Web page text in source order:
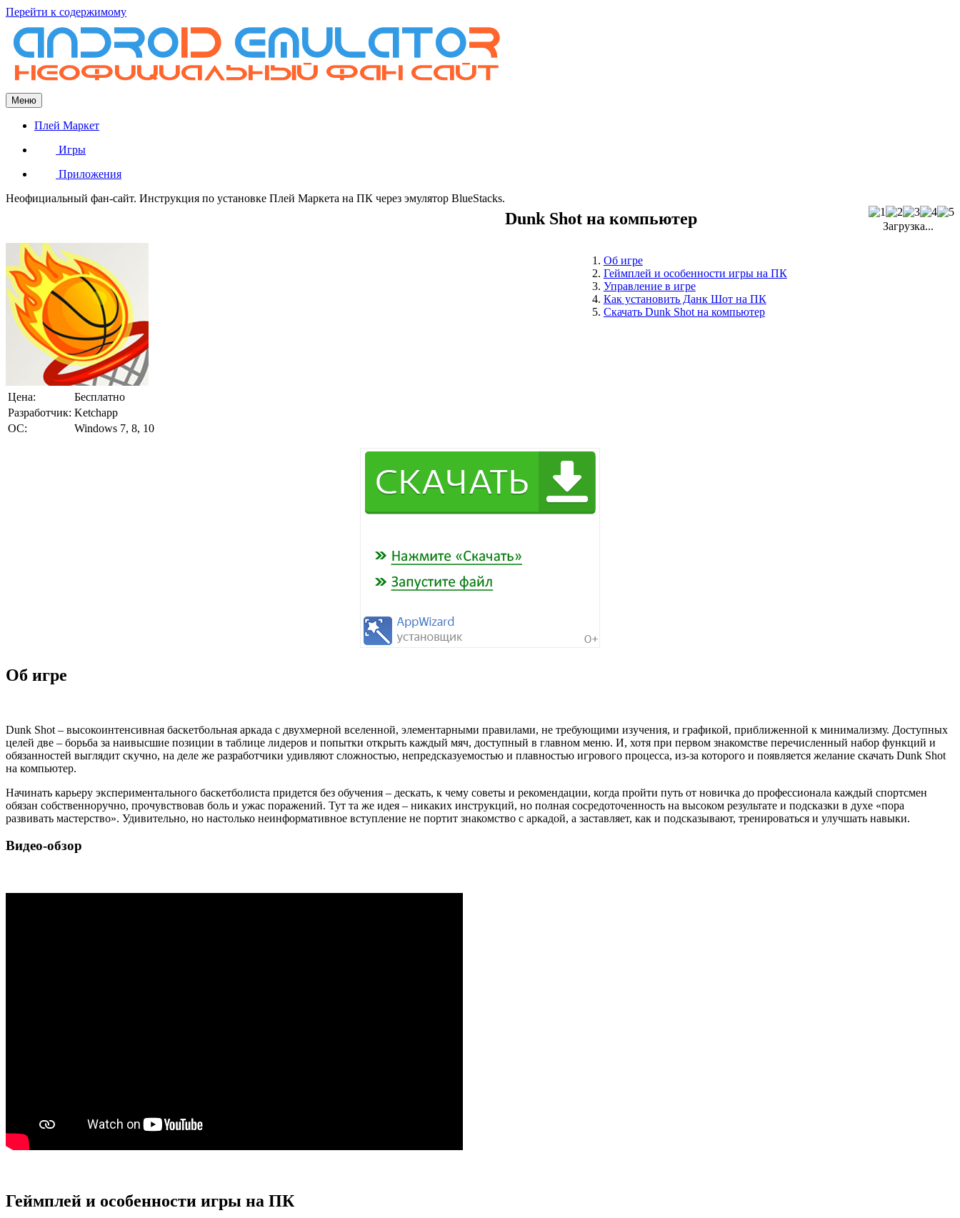
Перейти к содержимому
Меню
Плей Маркет
Игры
Приложения
Неофициальный фан-сайт. Инструкция по установке Плей Маркета на ПК через эмулятор BlueStacks.
Dunk Shot на компьютер Загрузка...
Об игре
Геймплей и особенности игры на ПК
Управление в игре
Как установить Данк Шот на ПК
Скачать Dunk Shot на компьютер
Цена:
Бесплатно
Разработчик: Ketchapp
ОС:
Windows 7, 8, 10
Об игре
Dunk Shot – высокоинтенсивная баскетбольная аркада с двухмерной вселенной, элементарными правилами, не требующими изучения, и графикой, приближенной к минимализму. Доступных
целей две – борьба за наивысшие позиции в таблице лидеров и попытки открыть каждый мяч, доступный в главном меню. И, хотя при первом знакомстве перечисленный набор функций и
обязанностей выглядит скучно, на деле же разработчики удивляют сложностью, непредсказуемостью и плавностью игрового процесса, из-за которого и появляется желание скачать Dunk Shot
на компьютер.
Начинать карьеру экспериментального баскетболиста придется без обучения – дескать, к чему советы и рекомендации, когда пройти путь от новичка до профессионала каждый спортсмен
обязан собственноручно, прочувствовав боль и ужас поражений. Тут та же идея – никаких инструкций, но полная сосредоточенность на высоком результате и подсказки в духе «пора
развивать мастерство». Удивительно, но настолько неинформативное вступление не портит знакомство с аркадой, а заставляет, как и подсказывают, тренироваться и улучшать навыки.
Видео-обзор
Геймплей и особенности игры на ПК